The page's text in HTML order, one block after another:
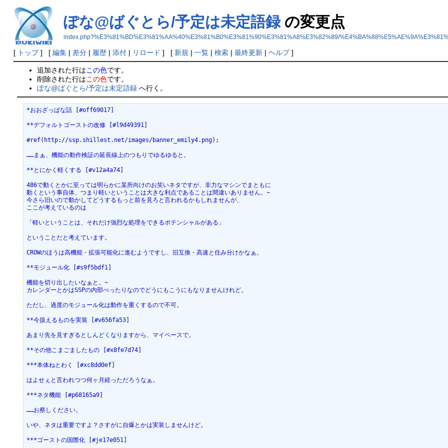
ぽな@ばぐとら/予定は未定語録の変更点
index.php?%E3%81%BD%E3%81%AA%40%E3%81%B0%E3%81%90%E3%81%A8%E3%82%89/
[ トップ] [ 編集| 差分| 履歴| 添付| リロード ] [ 新規 | 一覧| 検索| 最終更新| ヘルプ]
追加された行はこの色です。
削除された行はこの色です。
ぽな@ばぐとら/予定は未定語録 へ行く。
*おおざっぱな話 [#off69017]
**デフォルトゴーストの改修 [#l9d49391]
#ref(http://ssp.shillest.net/images/banner_emily4.png);
……まぁ、機能の動作検証の延長線上のつもりでゆるゆると。
**とにかく軽くする [#v12a4a74]
486で動くとかに至っては明らかに某所向けのお笑いネタですが、非力なマシンでまともに
動くという事自体、つまり軽いということは大きな利点であることは間違いありません。~
今さら旧いので動かしてどうするもっと前を見ろと言われるかもしれませんが、
ここが考えているのは
「軽いということは、それだけ強烈な処理をできるポテンシャルがある」
ということだと考えています。
CROWのほうは高機能・拡張可能化に進むようですし、旧互換・高速と住み分けかなぁ。
**モジュール化 [#s9f5bdf1]
機能を切り出したいなぁと。~
カレンダーとかはSSPの内部べったりなのでどうにもこうにもなりませんけれど。
ただし、過度のモジュール化は動作を重くするので不可。
**今扱えるものを実装 [#v656fa53]
あまり先を見すぎるとしんどくなりますから、マイペースで。
**その他こまごましたもの [#x8fe7d74]
***本体ねとわく [#xc8dd0ef]
はよせぇと言われつつ何ヶ月経っただろうなぁ。
***ネタ機能 [#p68165a9]
……お察しください。
いや、ネタは重要ですよ？さすがに自爆とかは実装しませんけど。
***ゴーストの国際化 [#je17e051]